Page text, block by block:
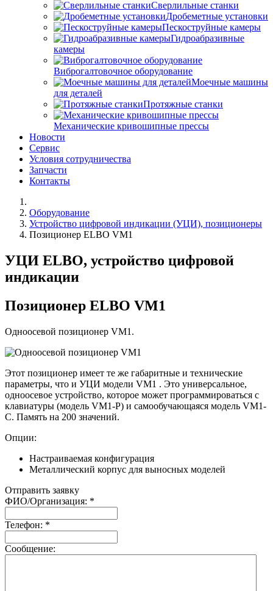
Сверлильные станки
Дробеметные установки
Пескоструйные камеры
Гидроабразивные
камеры
Виброгалтовочное оборудование
Моечные машины
для деталей
Протяжные станки
Механические кривошипные прессы
Новости
Сервис
Условия сотрудничества
Запчасти
Контакты
Оборудование
Устройство цифровой индикации (УЦИ), позиционеры
Позиционер ELBO VM1
УЦИ ELBO, устройство цифровой
индикации
Позиционер ELBO VM1
Одноосевой позиционер VM1.
Этот позиционер имеет те же габаритные и технические
параметры, что и УЦИ модели VM1 . Это универсальное,
одноосевое устройство, которое может программироваться с
клавиатуры (модель VM1-P) и самообучающаяся модель VM1-
C. Память на 200 значений.
Опции:
Настраиваемая конфигурация
Металлический корпус для выносных моделей
Отправить заявку
ФИО/Организация: *
Телефон: *
Сообщение: